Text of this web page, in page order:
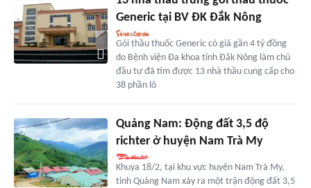
Generic tại BV ĐK Đắk Nông
Gói thầu thuốc Generic có giá gần 4 tỷ đồng
do Bệnh viện Đa khoa tỉnh Đăk Nông làm chủ
đầu tư đã tìm được 13 nhà thầu cung cấp cho
38 phần lô
Quảng Nam: Động đất 3,5 độ
richter ở huyện Nam Trà My
Khuya 18/2, tại khu vực huyện Nam Trà My,
tỉnh Quảng Nam xảy ra một trận động đất 3,5